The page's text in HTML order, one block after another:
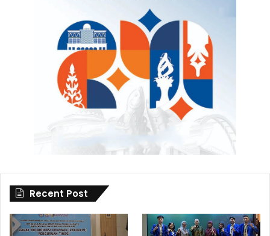
Recent Post